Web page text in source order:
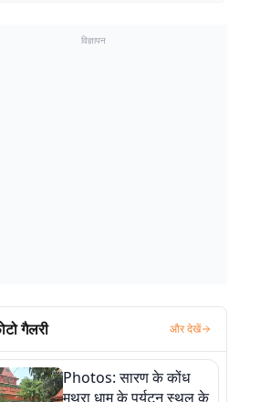
विज्ञापन
गैलरी और देखें
Photos: सारण के कोंध
मथुरा धाम के पर्यटन स्थल के